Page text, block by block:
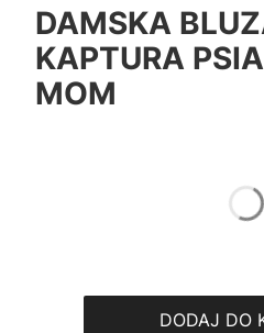
DAMSKA
KAPTURA
MOM
DODAJ DO